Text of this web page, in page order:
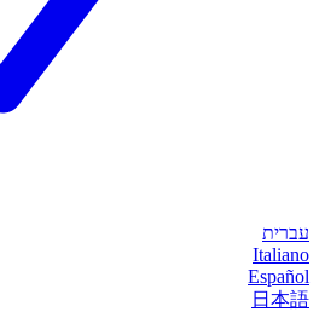
עברית
Italiano
Español
日本語